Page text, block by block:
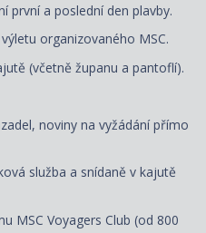
první a poslední den plavby.
organizovaného MSC.
(včetně županu a pantoflí).
noviny na vyžádání přímo
služba a snídaně v kajutě
MSC Voyagers Club (od 800